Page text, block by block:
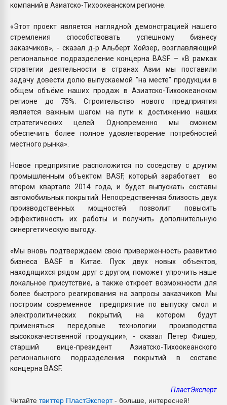
компаний в Азиатско-Тихоокеанском регионе.
«Этот проект является наглядной демонстрацией нашего
стремления способствовать успешному бизнесу
заказчиков», - сказал д-р Альберт Хойзер, возглавляющий
региональное подразделение концерна BASF. – «В рамках
стратегии деятельности в странах Азии мы поставили
задачу довести долю выпускаемой "на месте" продукции в
общем объёме наших продаж в Азиатско-Тихоокеанском
регионе до 75%. Строительство нового предприятия
является важным шагом на пути к достижению наших
стратегических целей. Одновременно мы сможем
обеспечить более полное удовлетворение потребностей
местного рынка».
Новое предприятие расположится по соседству с другим
промышленным объектом BASF, который заработает во
втором квартале 2014 года, и будет выпускать составы
автомобильных покрытий. Непосредственная близость двух
производственных мощностей позволит повысить
эффективность их работы и получить дополнительную
синергетическую выгоду.
«Мы вновь подтверждаем свою приверженность развитию
бизнеса BASF в Китае. Пуск двух новых объектов,
находящихся рядом друг с другом, поможет упрочить наше
локальное присутствие, а также откроет возможности для
более быстрого реагирования на запросы заказчиков. Мы
построим современное предприятие по выпуску смол и
электролитических покрытий, на котором будут
применяться передовые технологии производства
высококачественной продукции», - сказал Петер Фишер,
старший вице-президент Азиатско-Тихоокеанского
регионального подразделения покрытий в составе
концерна BASF.
ПластЭксперт
Читайте твиттер ПластЭксперт- больше, интересней!